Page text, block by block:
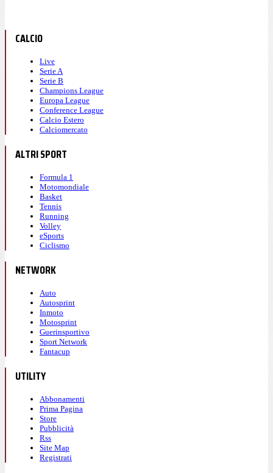
CALCIO
Live
Serie A
Serie B
Champions League
Europa League
Conference League
Calcio Estero
Calciomercato
ALTRI SPORT
Formula 1
Motomondiale
Basket
Tennis
Running
Volley
eSports
Ciclismo
NETWORK
Auto
Autosprint
Inmoto
Motosprint
Guerinsportivo
Sport Network
Fantacup
UTILITY
Abbonamenti
Prima Pagina
Store
Pubblicità
Rss
Site Map
Registrati